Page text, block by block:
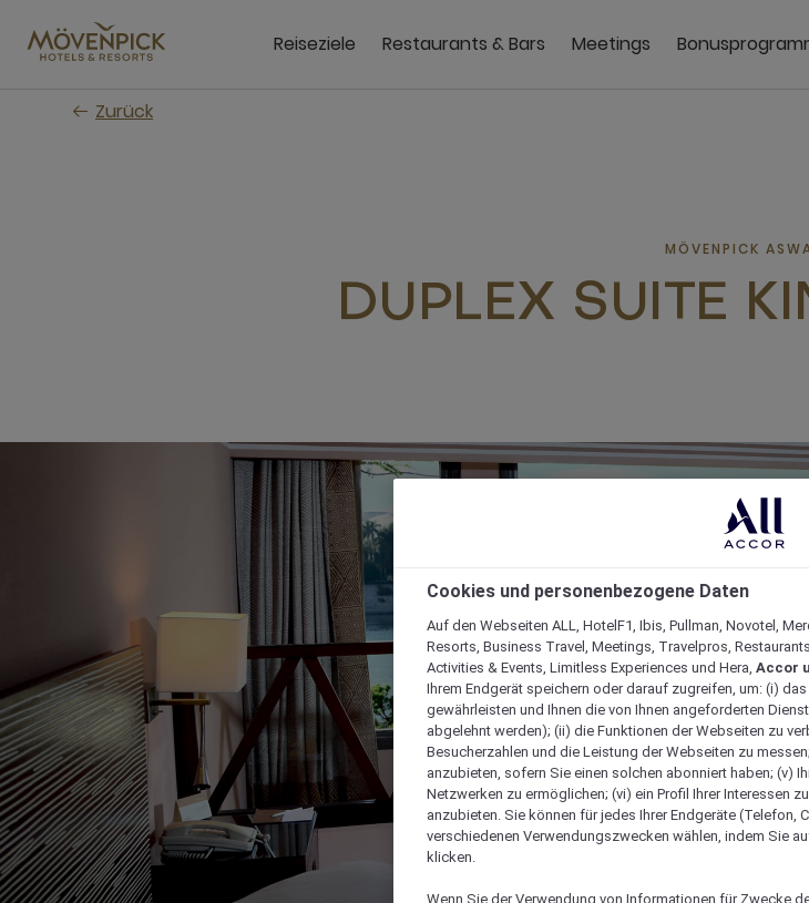
Hauptinhalt
wechseln
Reiseziele Restaurants & Bars Meetings
Zurück
MÖVENPICK
DUPLEX SUITE
Cookies und personenbezogene Daten
Auf den Webseiten ALL, HotelF1, Ibis, Pullman, Novotel,
Resorts, Business Travel, Meetings, Travelpros,
Activities & Events, Limitless Experiences und Hera, Accor
Ihrem Endgerät speichern oder darauf zugreifen, um: (i)
gewährleisten und Ihnen die von Ihnen angeforderten
abgelehnt werden); (ii) die Funktionen der Webseiten zu
Besucherzahlen und die Leistung der Webseiten zu
anzubieten, sofern Sie einen solchen abonniert haben; (v)
Netzwerken zu ermöglichen; (vi) ein Profil Ihrer Interessen
anzubieten. Sie können für jedes Ihrer Endgeräte (Telefon,
verschiedenen Verwendungszwecken wählen, indem Sie
klicken.
Wenn Sie der Verwendung von Informationen für Zwecke